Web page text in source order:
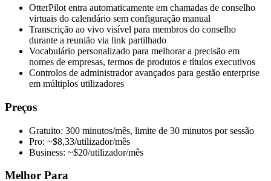
OtterPilot entra automaticamente em chamadas de conselho
virtuais do calendário sem configuração manual
Transcrição ao vivo visível para membros do conselho
durante a reunião via link partilhado
Vocabulário personalizado para melhorar a precisão em
nomes de empresas, termos de produtos e títulos executivos
Controlos de administrador avançados para gestão enterprise
em múltiplos utilizadores
Preços
Gratuito: 300 minutos/mês, limite de 30 minutos por sessão
Pro: ~$8,33/utilizador/mês
Business: ~$20/utilizador/mês
Melhor Para